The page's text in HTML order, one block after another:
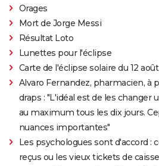
Orages
Mort de Jorge Messi
Résultat Loto
Lunettes pour l'éclipse
Carte de l'éclipse solaire du 12 août
Alvaro Fernandez, pharmacien, à
draps : "L'idéal est de les changer
au maximum tous les dix jours.
nuances importantes"
Les psychologues sont d'accord :
reçus ou les vieux tickets de